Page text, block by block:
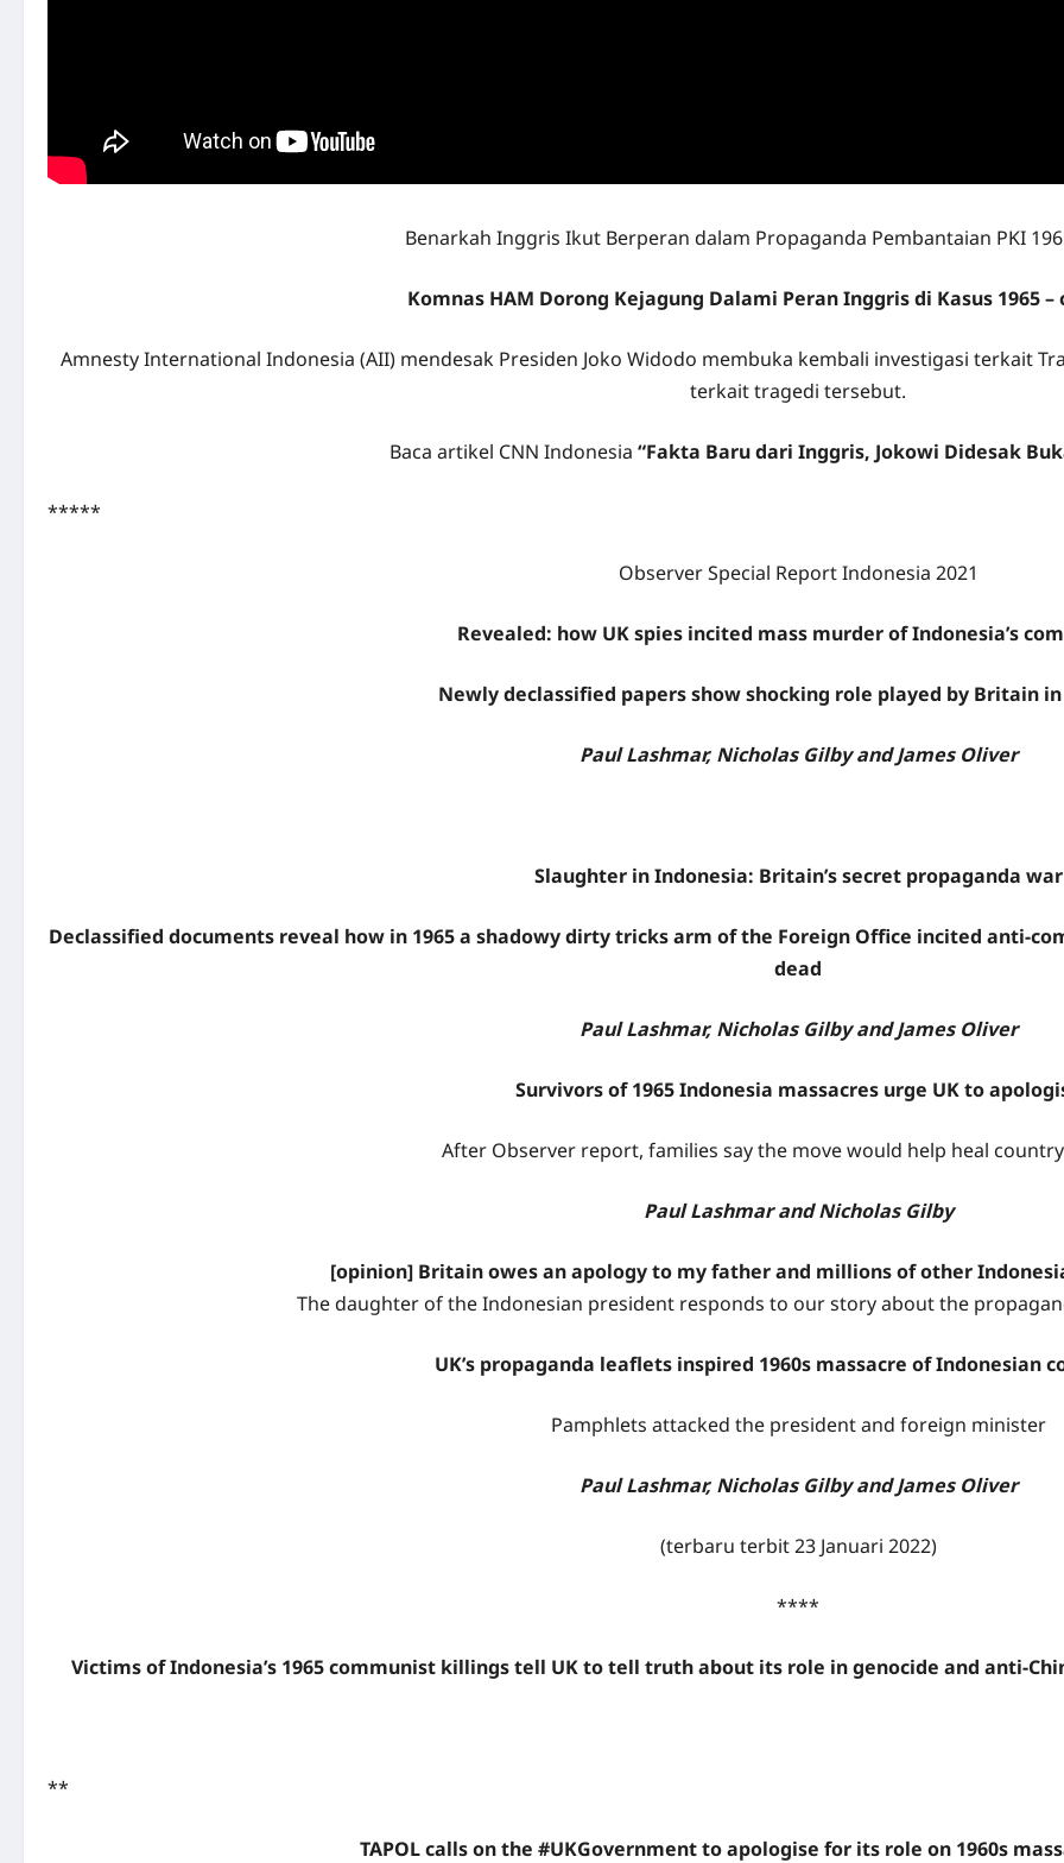
Benarkah Inggris Ikut Berperan dalam Propaganda Pembantaian PKI
Komnas HAM Dorong Kejagung Dalami Peran Inggris di Kasus 1965 –
Amnesty International Indonesia (AII) mendesak Presiden Joko Widodo membuka kembali investigasi terkait
terkait tragedi tersebut.
Baca artikel CNN Indonesia “Fakta Baru dari Inggris, Jokowi Didesak
*****
Observer Special Report Indonesia 2021
Revealed: how UK spies incited mass murder of Indonesia’s
Newly declassified papers show shocking role played by Britain
Paul Lashmar, Nicholas Gilby and James Oliver
Slaughter in Indonesia: Britain’s secret propaganda war
Declassified documents reveal how in 1965 a shadowy dirty tricks arm of the Foreign Office incited anti-
dead
Paul Lashmar, Nicholas Gilby and James Oliver
Survivors of 1965 Indonesia massacres urge UK to
After Observer report, families say the move would help heal
Paul Lashmar and Nicholas Gilby
[opinion] Britain owes an apology to my father and millions of other
The daughter of the Indonesian president responds to our story about the
UK’s propaganda leaflets inspired 1960s massacre of Indonesian
Pamphlets attacked the president and foreign minister
Paul Lashmar, Nicholas Gilby and James Oliver
(terbaru terbit 23 Januari 2022)
****
Victims of Indonesia’s 1965 communist killings tell UK to tell truth about its role in genocide and anti-
**
TAPOL calls on the #UKGovernment to apologise for its role on 1960s